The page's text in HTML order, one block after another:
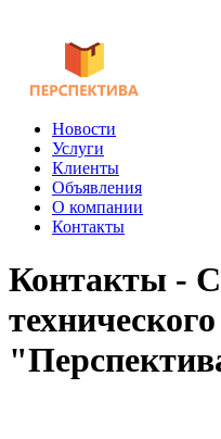
Новости
Услуги
Клиенты
Объявления
О компании
Контакты
Контакты -